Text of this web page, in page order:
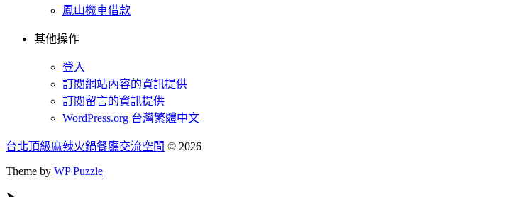
鳳山機車借款
其他操作
登入
訂閱網站內容的資訊提供
訂閱留言的資訊提供
WordPress.org 台灣繁體中文
台北頂級麻辣火鍋餐廳交流空間 © 2026
Theme by WP Puzzle